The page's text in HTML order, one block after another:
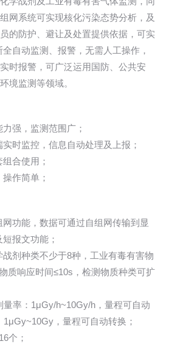
网系统可实现核化污染态势分析，及
的防护、避让及处置提供依据，可实
自动监测、报警，无需人工操作，
时报警，可广泛运用国防、公共安
境监测等领域。
强，监测范围广；
时监控，信息自动处理及上报；
合使用；
作简单；
功能，数据可通过自组网传输到显
报文功能；
剂种类不少于8种，工业有毒有害物
质响应时间≤10s，检测物质种类可扩
量率：1μGy/h~10Gy/h，量程可自动
，量程可自动转换；
个；